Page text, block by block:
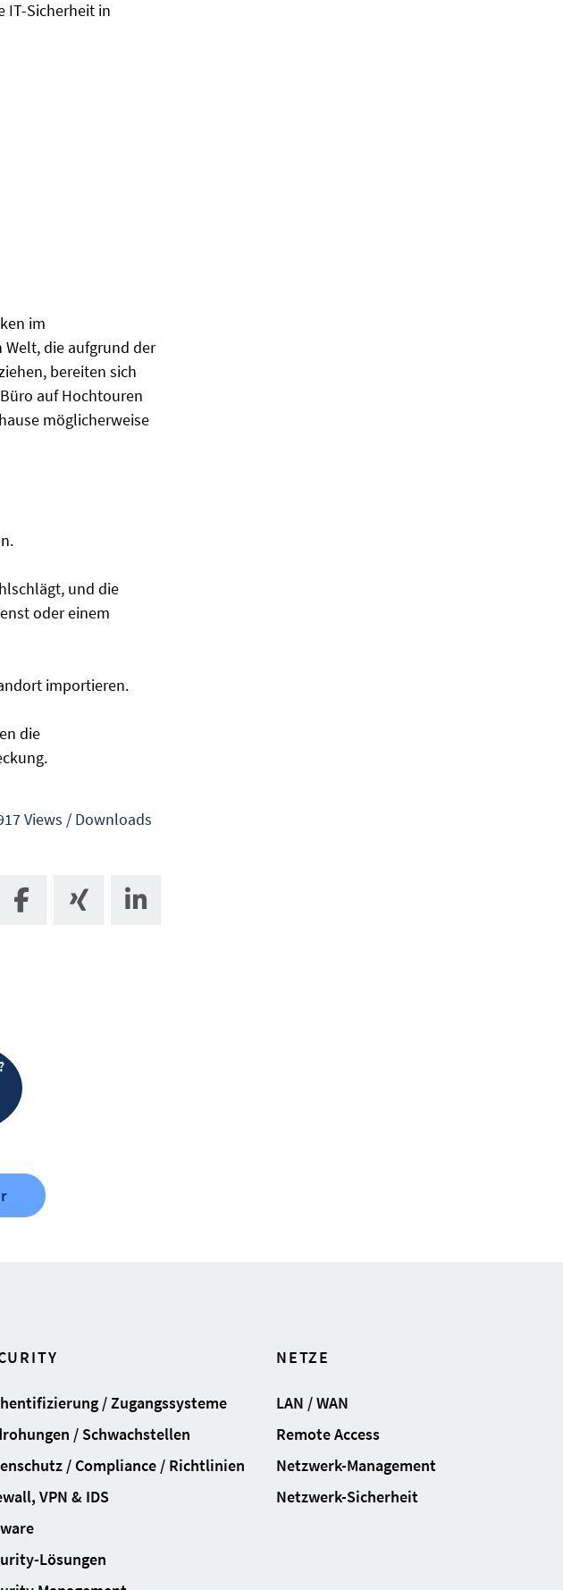
IT-Sicherheit in
im
die aufgrund der
bereiten sich
auf Hochtouren
möglicherweise
und die
oder einem
importieren.
die
Views / Downloads
/ Zugangssysteme
/ Schwachstellen
/ Compliance / Richtlinien
VPN & IDS
Lösungen
NETZE
LAN / WAN
Remote Access
Netzwerk-Management
Netzwerk-Sicherheit